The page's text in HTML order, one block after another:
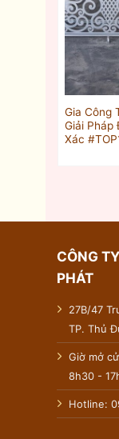
Gia Công
Giải Pháp
Xác
CÔNG
PHÁT
27B/47
TP. Thủ
Giờ mở
8h30 -
Hotline: